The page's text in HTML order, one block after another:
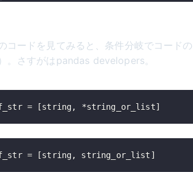
コードを見てみると、条件分岐でコード
。さすがはpandas developers。
= [string, *string_or_list]
= [string, string_or_list ]